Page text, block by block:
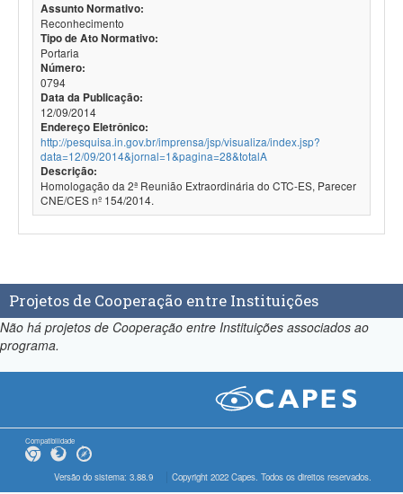
Assunto Normativo:
Reconhecimento
Tipo de Ato Normativo:
Portaria
Número:
0794
Data da Publicação:
12/09/2014
Endereço Eletrônico:
http://pesquisa.in.gov.br/imprensa/jsp/visualiza/index.jsp?
data=12/09/2014&jornal=1&pagina=28&totalA
Descrição:
Homologação da 2ª Reunião Extraordinária do CTC-ES, Parecer
CNE/CES nº 154/2014.
Projetos de Cooperação entre Instituições
Não há projetos de Cooperação entre Instituições associados ao
programa.
Compatibilidade
Versão do sistema: 3.88.9 Copyright 2022 Capes. Todos os direitos reservados.